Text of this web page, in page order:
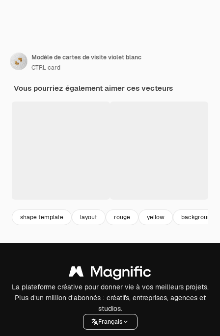
Modèle de cartes de visite violet blanc
CTRL card
Vous pourriez également aimer ces vecteurs
shape template layout rouge yellow background
La plateforme créative pour donner vie à vos meilleurs projets.
Plus d’un million d’abonnés : créatifs, entreprises, agences et
studios.
Français